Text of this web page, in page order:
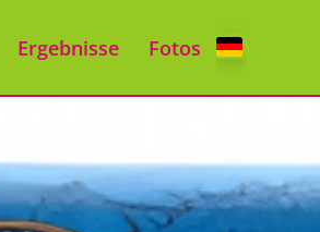
Ergebnisse Fotos